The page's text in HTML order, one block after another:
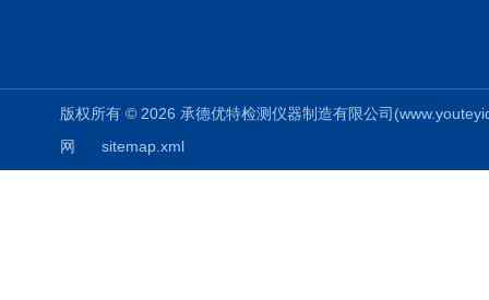
版权所有 © 2026 承德优特检测仪器制造有限公司
网
sitemap.xml